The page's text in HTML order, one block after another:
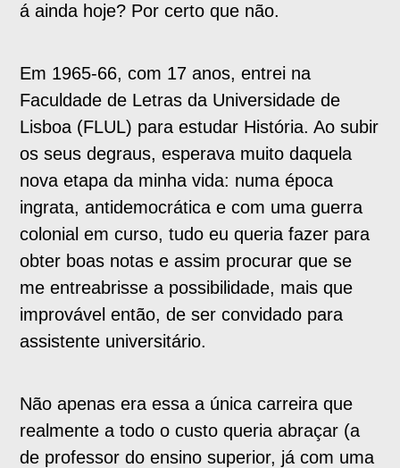
á ainda hoje? Por certo que não.
Em 1965-66, com 17 anos, entrei na
Faculdade de Letras da Universidade de
Lisboa (FLUL) para estudar História. Ao subir
os seus degraus, esperava muito daquela
nova etapa da minha vida: numa época
ingrata, antidemocrática e com uma guerra
colonial em curso, tudo eu queria fazer para
obter boas notas e assim procurar que se
me entreabrisse a possibilidade, mais que
improvável então, de ser convidado para
assistente universitário.
Não apenas era essa a única carreira que
realmente a todo o custo queria abraçar (a
de professor do ensino superior, já com uma